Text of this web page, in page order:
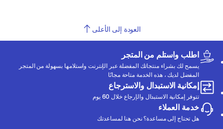
العودة إلى الأعلى
اطلب واستلم من المتجر
يسمح لك بشراء منتجاتك المفضلة عبر الإنترنت واستلامها بسهولة من المتجر
المفضل لديك ، هذه الخدمة متاحة مجانًا
إمكانية الاستبدال والاسترجاع
تتوفر إمكانية الاستبدال والإرجاع خلال 60 يوم
خدمة العملاء
هل تحتاج إلى مساعدة؟ نحن هنا لمساعدتك